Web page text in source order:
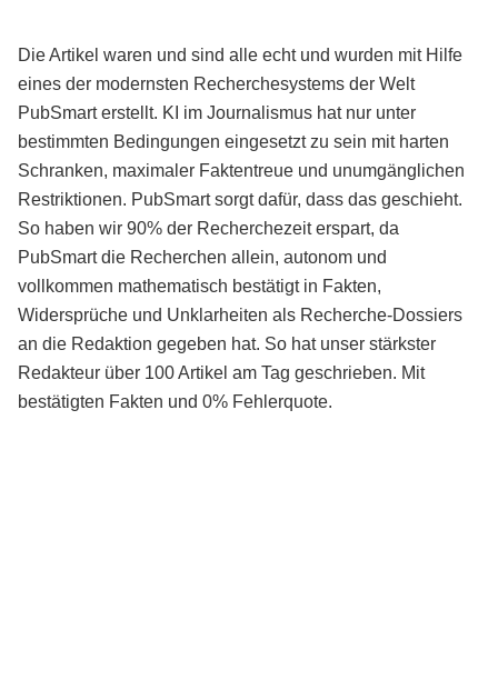
Die Artikel waren und sind alle echt und wurden mit Hilfe
eines der modernsten Recherchesystems der Welt
PubSmart erstellt. KI im Journalismus hat nur unter
bestimmten Bedingungen eingesetzt zu sein mit harten
Schranken, maximaler Faktentreue und unumgänglichen
Restriktionen. PubSmart sorgt dafür, dass das geschieht.
So haben wir 90% der Recherchezeit erspart, da
PubSmart die Recherchen allein, autonom und
vollkommen mathematisch bestätigt in Fakten,
Widersprüche und Unklarheiten als Recherche-Dossiers
an die Redaktion gegeben hat. So hat unser stärkster
Redakteur über 100 Artikel am Tag geschrieben. Mit
bestätigten Fakten und 0% Fehlerquote.